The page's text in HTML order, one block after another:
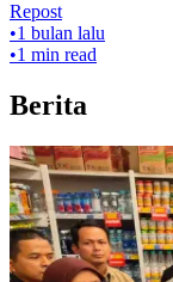
Repost
•1 bulan lalu
•1 min read
Berita